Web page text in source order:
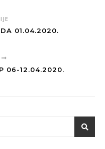
01.04.2020.
06-12.04.2020.